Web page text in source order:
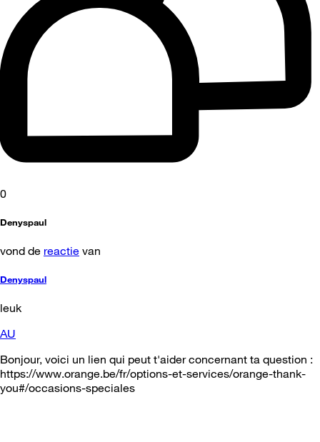
0
Denyspaul
vond de reactie van
Denyspaul
leuk
AU
Bonjour, voici un lien qui peut t'aider concernant ta question :
https://www.orange.be/fr/options-et-services/orange-thank-
you#/occasions-speciales